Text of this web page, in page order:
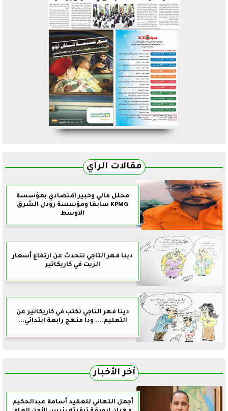
مقالات الرأي
محلل مالي وخبير اقتصادي بمؤسسة
KPMG سابقا ومؤسسة رودل الشرق
الاوسط
دينا فهر التاجي تتحدث عن ارتفاع أسعار
الزيت في كاريكاتير
دينا فهر التاجي تكتب في كاريكاتير عن
التعليم.... ودا منهج رابعة ابتدائي...
آخر الأخبار
أجمل التهاني للعقيد أسامة عبدالحكيم